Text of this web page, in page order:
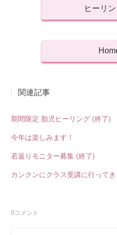
ヒーリ
関連記事
期間限定 胎児ヒーリング (終了)
今年は楽しみます！
若返りモニター募集 (終了)
カンクンにクラス受講に行って
0コメント